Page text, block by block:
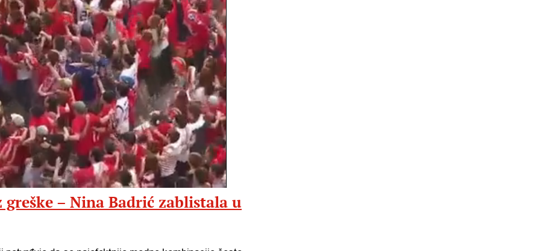
greške – Nina Badrić zablistala u